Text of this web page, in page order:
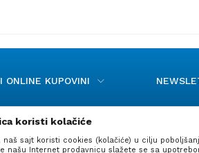
ONLINE KUPOVINI
koristi kolačiće
naš sajt koristi cookies (kolačiće) u cilju
našu Internet prodavnicu slažete se sa